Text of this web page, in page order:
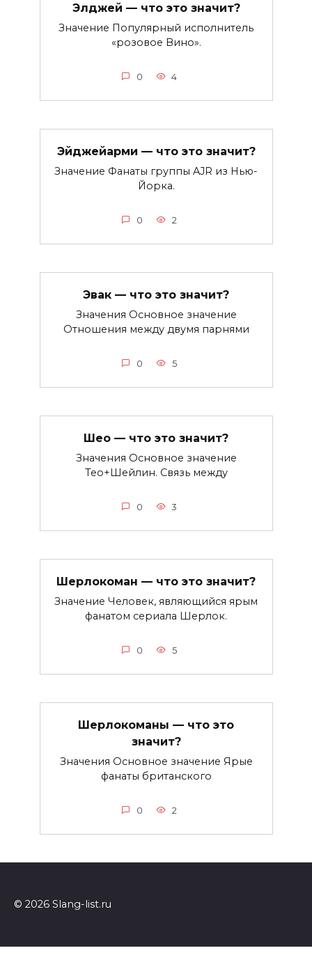
Элджей — что это значит?
Значение Популярный исполнитель
«розовое Вино».
0 4
Эйджейарми — что это значит?
Значение Фанаты группы AJR из Нью-
Йорка.
0 2
Эвак — что это значит?
Значения Основное значение
Отношения между двумя парнями
0 5
Шео — что это значит?
Значения Основное значение
Тео+Шейлин. Связь между
0 3
Шерлокоман — что это значит?
Значение Человек, являющийся ярым
фанатом сериала Шерлок.
0 5
Шерлокоманы — что это
значит?
Значения Основное значение Ярые
фанаты британского
0 2
© 2026 Slang-list.ru